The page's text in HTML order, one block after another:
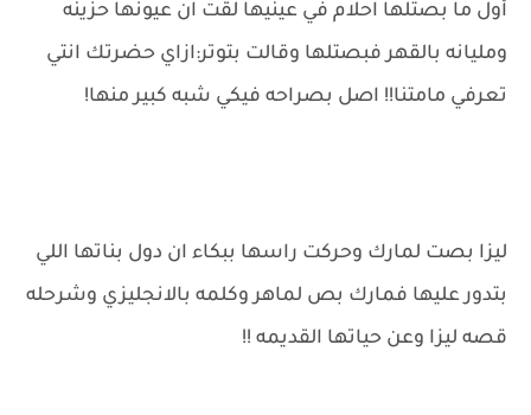
أول ما بصتلها احلام في عينيها لقت ان عيونها حزينه
ومليانه بالقهر فبصتلها وقالت بتوتر:ازاي حضرتك انتي
تعرفي مامتنا!! اصل بصراحه فيكي شبه كبير منها!
ليزا بصت لمارك وحركت راسها ببكاء ان دول بناتها اللي
بتدور عليها فمارك بص لماهر وكلمه بالانجليزي وشرحله
قصه ليزا وعن حياتها القديمه !!